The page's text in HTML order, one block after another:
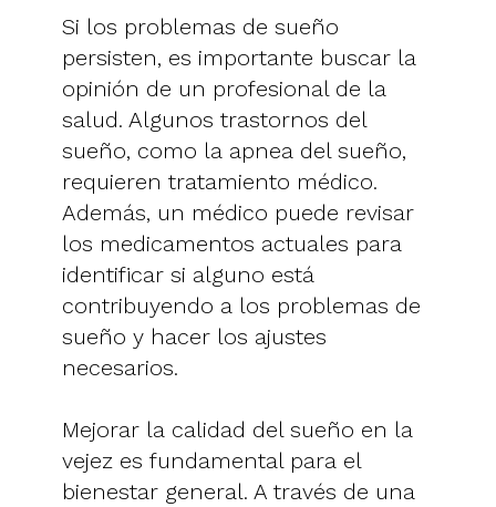
Si los problemas de sueño
persisten, es importante buscar la
opinión de un profesional de la
salud. Algunos trastornos del
sueño, como la apnea del sueño,
requieren tratamiento médico.
Además, un médico puede revisar
los medicamentos actuales para
identificar si alguno está
contribuyendo a los problemas de
sueño y hacer los ajustes
necesarios.
Mejorar la calidad del sueño en la
vejez es fundamental para el
bienestar general. A través de una